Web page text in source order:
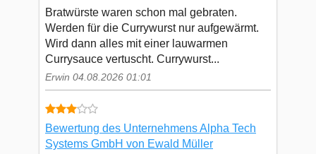
Bratwürste waren schon mal gebraten.
Werden für die Currywurst nur aufgewärmt.
Wird dann alles mit einer lauwarmen
Currysauce vertuscht. Currywurst...
Erwin 04.08.2026 01:01
Bewertung des Unternehmens Alpha Tech
Systems GmbH von Ewald Müller